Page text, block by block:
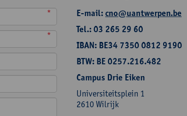
*
*
E-mail:cno@uantwerpen.be
Tel.: 03 265 29 60
IBAN: BE34 7350 0812 9190
BTW: BE 0257.216.482
Campus Drie Eiken
Universiteitsplein 1
2610 Wilrijk